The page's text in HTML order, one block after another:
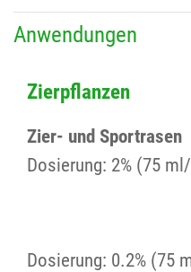
Anwendungen
Zierpflanzen
Zier- und Sportrasen
Dosierung: 2% (75
Dosierung: 0.2% (75